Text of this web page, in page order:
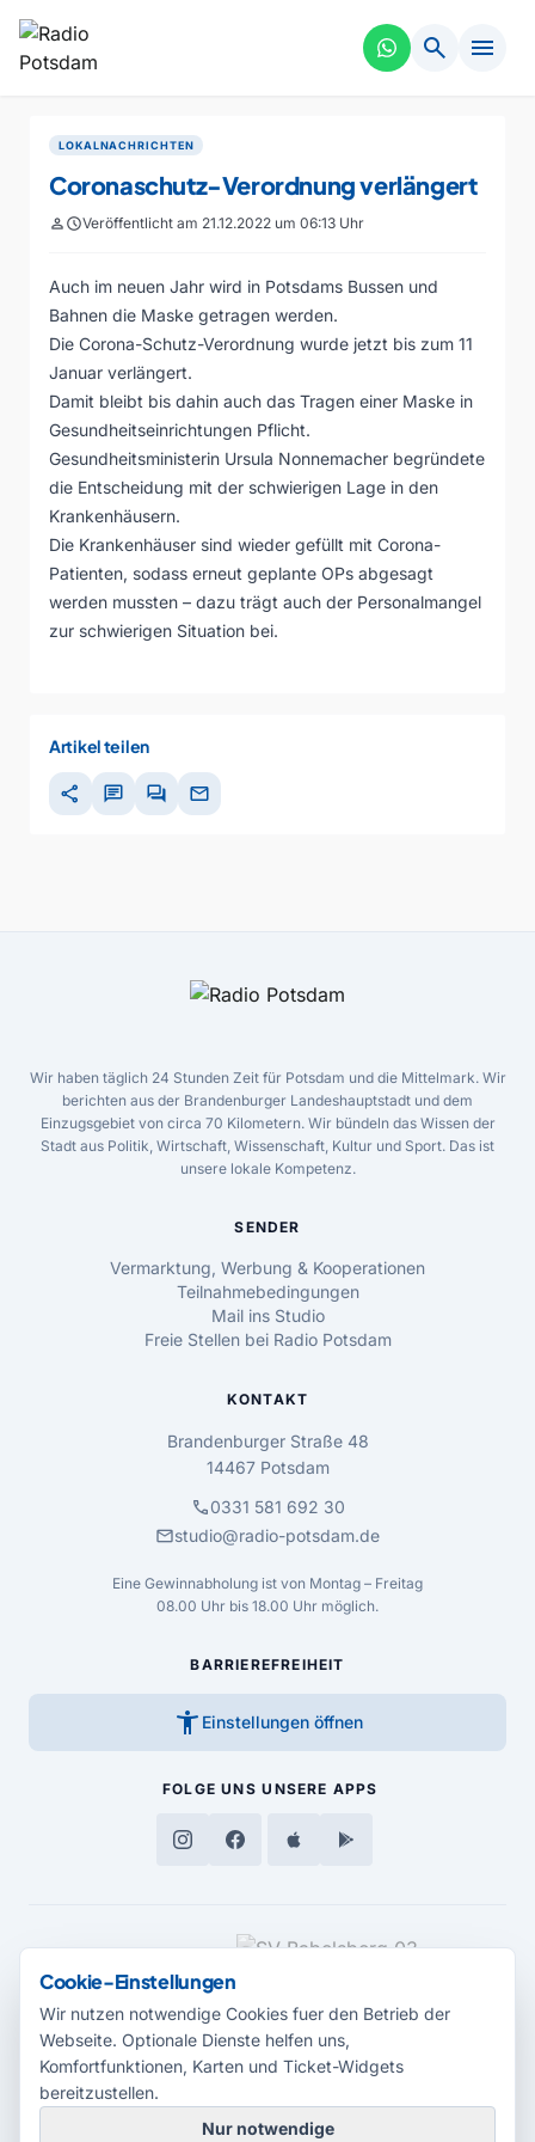
search menu
LOKALNACHRICHTEN
Coronaschutz-Verordnung verlängert
personscheduleVeröffentlicht am 21.12.2022 um 06:13 Uhr
Auch im neuen Jahr wird in Potsdams Bussen und
Bahnen die Maske getragen werden.
Die Corona-Schutz-Verordnung wurde jetzt bis zum 11
Januar verlängert.
Damit bleibt bis dahin auch das Tragen einer Maske in
Gesundheitseinrichtungen Pflicht.
Gesundheitsministerin Ursula Nonnemacher begründete
die Entscheidung mit der schwierigen Lage in den
Krankenhäusern.
Die Krankenhäuser sind wieder gefüllt mit Corona-
Patienten, sodass erneut geplante OPs abgesagt
werden mussten – dazu trägt auch der Personalmangel
zur schwierigen Situation bei.
Artikel teilen
share chat forum mail
Wir haben täglich 24 Stunden Zeit für Potsdam und die Mittelmark. Wir
berichten aus der Brandenburger Landeshauptstadt und dem
Einzugsgebiet von circa 70 Kilometern. Wir bündeln das Wissen der
Stadt aus Politik, Wirtschaft, Wissenschaft, Kultur und Sport. Das ist
unsere lokale Kompetenz.
SENDER
Vermarktung, Werbung & Kooperationen
Teilnahmebedingungen
Mail ins Studio
Freie Stellen bei Radio Potsdam
KONTAKT
Brandenburger Straße 48
14467 Potsdam
call0331 581 692 30
mailstudio@radio-potsdam.de
Eine Gewinnabholung ist von Montag – Freitag
08.00 Uhr bis 18.00 Uhr möglich.
BARRIEREFREIHEIT
accessibility_new Einstellungen öffnen
FOLGE UNS UNSERE APPS
MEDIENPARTNER
Cookie-Einstellungen
Wir nutzen notwendige Cookies fuer den Betrieb der
Webseite. Optionale Dienste helfen uns,
Komfortfunktionen, Karten und Ticket-Widgets
bereitzustellen.
Nur notwendige